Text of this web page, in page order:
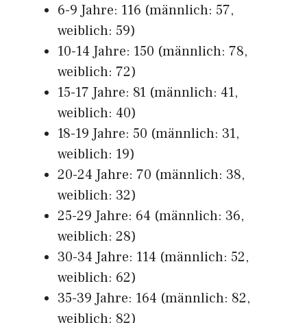
6-9 Jahre: 116 (männlich: 57,
weiblich: 59)
10-14 Jahre: 150 (männlich: 78,
weiblich: 72)
15-17 Jahre: 81 (männlich: 41,
weiblich: 40)
18-19 Jahre: 50 (männlich: 31,
weiblich: 19)
20-24 Jahre: 70 (männlich: 38,
weiblich: 32)
25-29 Jahre: 64 (männlich: 36,
weiblich: 28)
30-34 Jahre: 114 (männlich: 52,
weiblich: 62)
35-39 Jahre: 164 (männlich: 82,
weiblich: 82)